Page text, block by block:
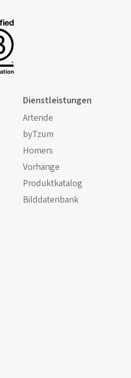
Dienstleistungen
Artende
byTzum
Homers
Vorhänge
Produktkatalog
Bilddatenbank